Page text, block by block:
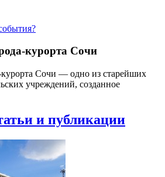
курорта Сочи
Сочи — одно из старейших
учреждений, созданное
и публикации